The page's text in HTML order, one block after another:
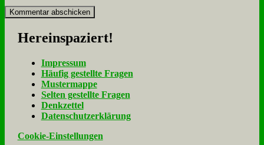
Her­ein­spa­ziert!
Im­pres­sum
Häu­fig ge­stell­te Fra­gen
Mu­ster­map­pe
Sel­ten ge­stell­te Fra­gen
Denk­zet­tel
Da­ten­schutz­er­klä­rung
Cookie-Einstellungen